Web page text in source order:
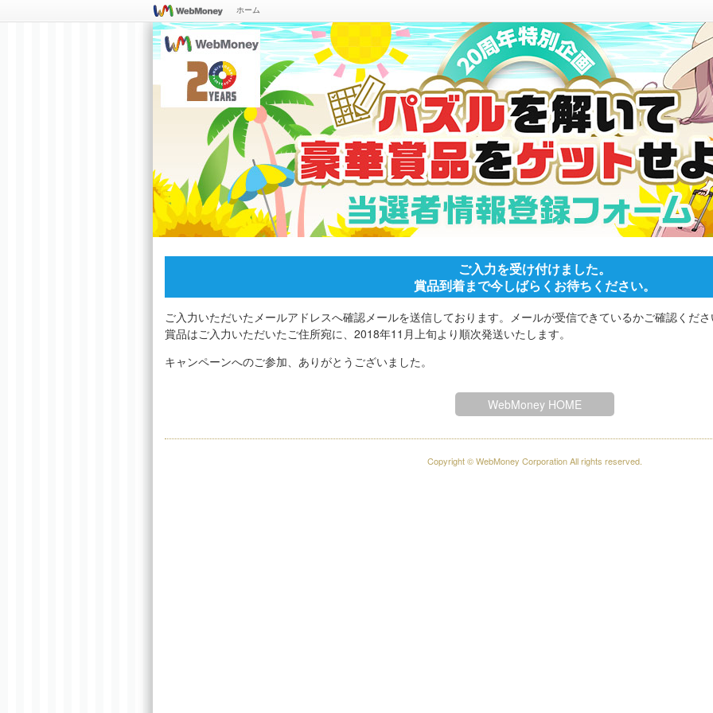
ホーム
ご入力を受け付けました。
賞品到着まで今しばらくお待ちください。
ご入力いただいたメールアドレスへ確認メールを送信しております。メールが受信できているかご確認くだ
賞品はご入力いただいたご住所宛に、2018年11月上旬より順次発送いたします。
キャンペーンへのご参加、ありがとうございました。
WebMoney HOME
Copyright © WebMoney Corporation All rights reserved.